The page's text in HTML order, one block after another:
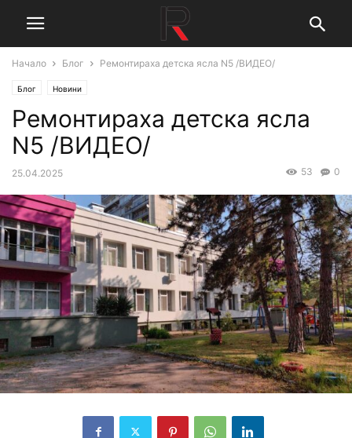
Начало Блог Ремонтираха детска ясла N5 /ВИДЕО/
Блог Новини
Ремонтираха детска ясла
N5 /ВИДЕО/
25.04.2025 0
53